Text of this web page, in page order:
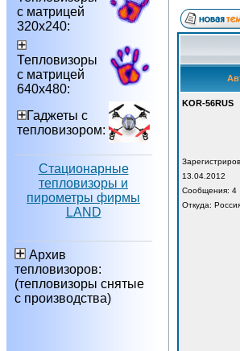
с матрицей
320х240:
Тепловизоры
с матрицей
640х480:
Гаджеты с
тепловизором:
Стационарные
тепловизоры и
пирометры фирмы
LAND
Архив
тепловизоров:
(тепловизоры снятые
с производства)
KOR-56RUS
13.04.2012
Сообщения: 4
Откуда: